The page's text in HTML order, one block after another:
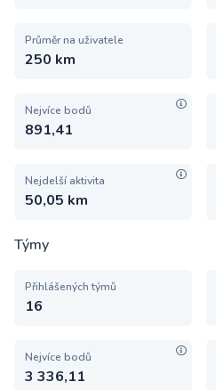
Průměr na uživatele
250 km
Nejvíce bodů
891,41
Nejdelší aktivita
50,05 km
Týmy
Přihlášených týmů
16
Nejvíce bodů
3 336,11